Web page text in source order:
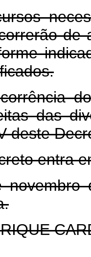
de
das
deste
entra
novembro